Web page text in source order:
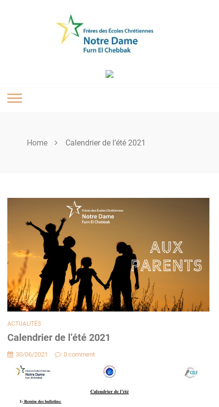
Home Calendrier de l’été 2021
ACTUALITÉS
Calendrier de l’été 2021
30/06/2021 0 comment